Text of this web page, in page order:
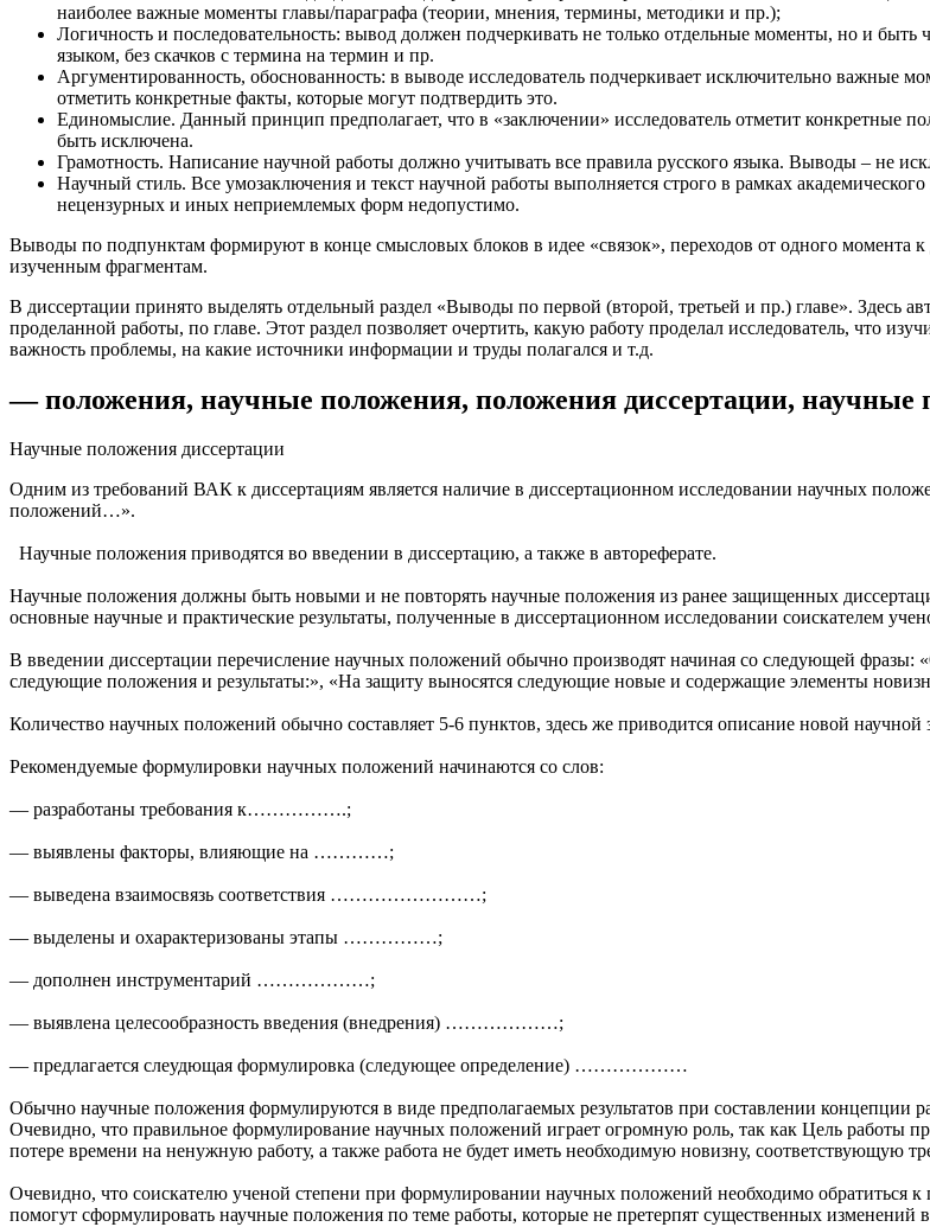
наиболее важные моменты главы/параграфа (теории, мнения, термины, методики и пр.);
Логичность и последовательность: вывод должен подчеркивать не только отдельные моменты, но и
языком, без скачков с термина на термин и пр.
Аргументированность, обоснованность: в выводе исследователь подчеркивает исключительно важные
отметить конкретные факты, которые могут подтвердить это.
Единомыслие. Данный принцип предполагает, что в «заключении» исследователь отметит конкретные
быть исключена.
Грамотность. Написание научной работы должно учитывать все правила русского языка. Выводы – не
Научный стиль. Все умозаключения и текст научной работы выполняется строго в рамках
нецензурных и иных неприемлемых форм недопустимо.
Выводы по подпунктам формируют в конце смысловых блоков в идее «связок», переходов от одного момента
изученным фрагментам.
В диссертации принято выделять отдельный раздел «Выводы по первой (второй, третьей и пр.) главе». Здесь
проделанной работы, по главе. Этот раздел позволяет очертить, какую работу проделал исследователь, что
важность проблемы, на какие источники информации и труды полагался и т.д.
— положения, научные положения, положения диссертации, научные
Научные положения диссертации
Одним из требований ВАК к диссертациям является наличие в диссертационном исследовании научных
положений…».
Научные положения приводятся во введении в диссертацию, а также в автореферате.
Научные положения должны быть новыми и не повторять научные положения из ранее защищенных
основные научные и практические результаты, полученные в диссертационном исследовании соискателем
В введении диссертации перечисление научных положений обычно производят начиная со следующей
следующие положения и результаты:», «На защиту выносятся следующие новые и содержащие элементы
Количество научных положений обычно составляет 5-6 пунктов, здесь же приводится описание новой научной
Рекомендуемые формулировки научных положений начинаются со слов:
— разработаны требования к…………….;
— выявлены факторы, влияющие на …………;
— выведена взаимосвязь соответствия ……………………;
— выделены и охарактеризованы этапы ……………;
— дополнен инструментарий ………………;
— выявлена целесообразность введения (внедрения) ………………;
— предлагается слеудющая формулировка (следующее определение) ………………
Обычно научные положения формулируются в виде предполагаемых результатов при составлении концепции
Очевидно, что правильное формулирование научных положений играет огромную роль, так как Цель работы
потере времени на ненужную работу, а также работа не будет иметь необходимую новизну, соответствующую
Очевидно, что соискателю ученой степени при формулировании научных положений необходимо обратиться
помогут сформулировать научные положения по теме работы, которые не претерпят существенных изменений